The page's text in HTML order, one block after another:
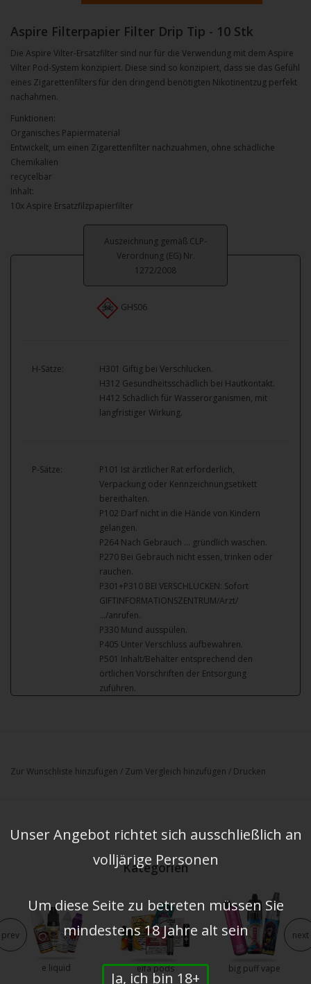
Aspire Filterpapier Filter Drip Tip - 10 Stk
Die Aspire Vilter-Ersatzfilter sind nur für die Verwendung mit dem Aspire
Vilter Pod-System konzipiert. Diese sind so konzipiert, dass sie das Gefühl
eines Zigarettenfilters für den dringend benötigten Nikotinentzug perfekt
nachahmen.
Funktionen:
Organisches Papiermaterial
Entwickelt, um einen Zigarettenfilter nachzuahmen, ohne schädliche
Chemikalien
recycelbar
Inhalt:
10x Aspire Ersatzfilzpapierfilter
Auszeichnung gemäß CLP-
Verordnung (EG) Nr.
1272/2008
GHS06
H-Sätze:
H301 Giftig bei Verschlucken.
H312 Gesundheitsschädlich bei Hautkontakt.
H412 Schädlich für Wasserorganismen, mit
langfristiger Wirkung.
P-Sätze:
P101 Ist ärztlicher Rat erforderlich,
Verpackung oder Kennzeichnungsetikett
bereithalten.
P102 Darf nicht in die Hände von Kindern
gelangen.
P264 Nach Gebrauch … gründlich waschen.
P270 Bei Gebrauch nicht essen, trinken oder
rauchen.
P301+P310 BEI VERSCHLUCKEN: Sofort
GIFTINFORMATIONSZENTRUM/Arzt/
…/anrufen.
P330 Mund ausspülen.
P405 Unter Verschluss aufbewahren.
P501 Inhalt/Behälter entsprechend den
örtlichen Vorschriften der Entsorgung
zuführen.
Zur Wunschliste hinzufügen / Zum Vergleich hinzufügen / Drucken
Kategorien
e liquid elfa pods big puff vape
prev next
Unser Angebot richtet sich ausschließlich an
volljärige Personen
Um diese Seite zu betreten müssen Sie
mindestens 18 Jahre alt sein
Ja, ich bin 18+